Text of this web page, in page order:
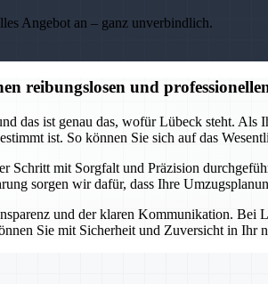
Angebot an – ganz unverbindlich.
reibungslosen und
das ist genau das, wofür Lübeck steht.
ist. So können Sie sich auf das
mit Sorgfalt und Präzision
sorgen wir dafür, dass Ihre
und der klaren Kommunikation.
Sie mit Sicherheit und Zuversicht in Ihr